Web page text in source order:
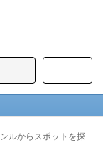
ルからスポットを探